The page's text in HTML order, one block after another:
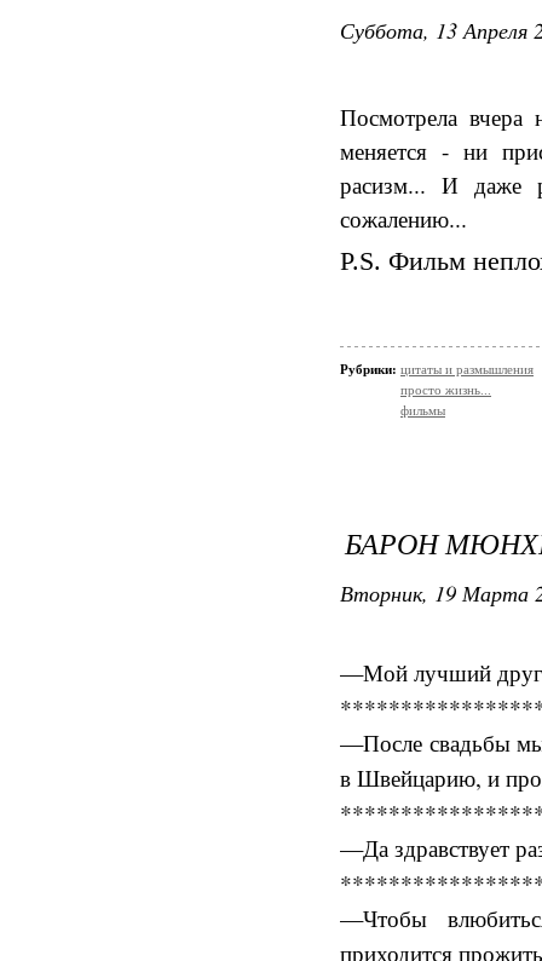
Суббота, 13 Апреля
Посмотрела
меняется - ни
расизм... И даже
сожалению...
P.S. Фильм
Рубрики: цитаты и размышления
просто жизнь...
фильмы
БАРОН
Вторник, 19 Марта
—Мой лучший друг
—После свадьбы мы
в Швейцарию, и
—Да здравствует
—Чтобы
приходится